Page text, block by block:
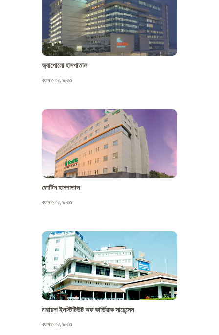
অ্যাপোলো হাসপাতাল
ব্যাঙ্গালোর,ভারত
ফোর্টিস হাসপাতাল
ব্যাঙ্গালোর,ভারত
নারায়না ইনস্টিটিউট অফ কার্ডিয়াক সায়েন্সেস
ব্যাঙ্গালোর,ভারত